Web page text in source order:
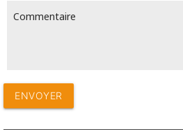
Commentaire